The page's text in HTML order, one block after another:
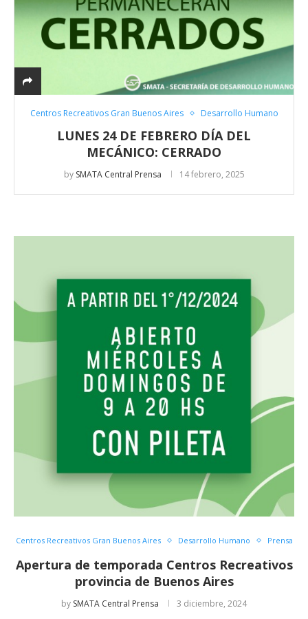
Centros Recreativos Gran Buenos Aires Desarrollo Humano
LUNES 24 DE FEBRERO DÍA DEL
MECÁNICO: CERRADO
by SMATA Central Prensa 14 febrero, 2025
Centros Recreativos Gran Buenos Aires Desarrollo Humano Prensa
Apertura de temporada Centros Recreativos
provincia de Buenos Aires
by SMATA Central Prensa 3 diciembre, 2024